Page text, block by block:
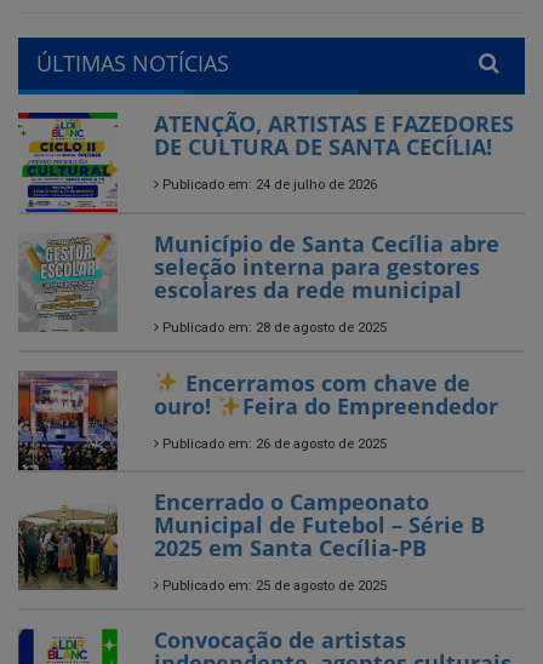
DE CULTURA DE SANTA CECÍLIA!
Município de Santa Cecília abre
seleção interna para gestores
escolares da rede municipal
Encerramos com chave de
ouro!
Feira do Empreendedor
Publicado em: 26 de agosto de 2025
Encerrado o Campeonato
Municipal de Futebol – Série B
2025 em Santa Cecília-PB
Convocação de artistas
independente, agentes culturais,
representantes de empresa ou
entidades de caráter cultural
com atuação no município de
Santa Cecília!